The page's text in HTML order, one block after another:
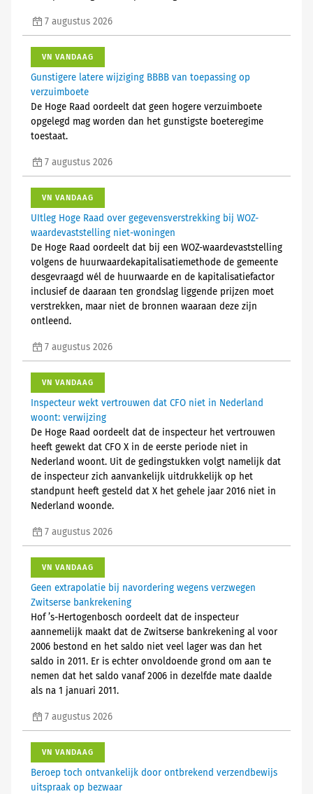
7 augustus 2026
VN VANDAAG
Gunstigere latere wijziging BBBB van toepassing op
verzuimboete
De Hoge Raad oordeelt dat geen hogere verzuimboete
opgelegd mag worden dan het gunstigste boeteregime
toestaat.
7 augustus 2026
VN VANDAAG
UItleg Hoge Raad over gegevensverstrekking bij WOZ-
waardevaststelling niet-woningen
De Hoge Raad oordeelt dat bij een WOZ-waardevaststelling
volgens de huurwaardekapitalisatiemethode de gemeente
desgevraagd wél de huurwaarde en de kapitalisatiefactor
inclusief de daaraan ten grondslag liggende prijzen moet
verstrekken, maar niet de bronnen waaraan deze zijn
ontleend.
7 augustus 2026
VN VANDAAG
Inspecteur wekt vertrouwen dat CFO niet in Nederland
woont: verwijzing
De Hoge Raad oordeelt dat de inspecteur het vertrouwen
heeft gewekt dat CFO X in de eerste periode niet in
Nederland woont. Uit de gedingstukken volgt namelijk dat
de inspecteur zich aanvankelijk uitdrukkelijk op het
standpunt heeft gesteld dat X het gehele jaar 2016 niet in
Nederland woonde.
7 augustus 2026
VN VANDAAG
Geen extrapolatie bij navordering wegens verzwegen
Zwitserse bankrekening
Hof ’s-Hertogenbosch oordeelt dat de inspecteur
aannemelijk maakt dat de Zwitserse bankrekening al voor
2006 bestond en het saldo niet veel lager was dan het
saldo in 2011. Er is echter onvoldoende grond om aan te
nemen dat het saldo vanaf 2006 in dezelfde mate daalde
als na 1 januari 2011.
7 augustus 2026
VN VANDAAG
Beroep toch ontvankelijk door ontbrekend verzendbewijs
uitspraak op bezwaar